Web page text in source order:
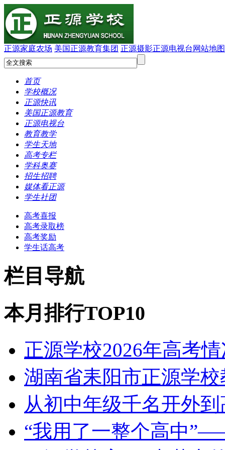
正源家庭农场 美国正源教育集团 正源摄影正源电视台 网站地图
首页
学校概况
正源快讯
美国正源教育
正源电视台
教育教学
学生天地
高考专栏
学科奥赛
招生招聘
媒体看正源
学生社团
高考喜报
高考录取榜
高考奖励
学生话高考
栏目导航
本月排行TOP10
正源学校2026年高考
湖南省耒阳市正源学
从初中年级千名开外
“我用了一整个高中